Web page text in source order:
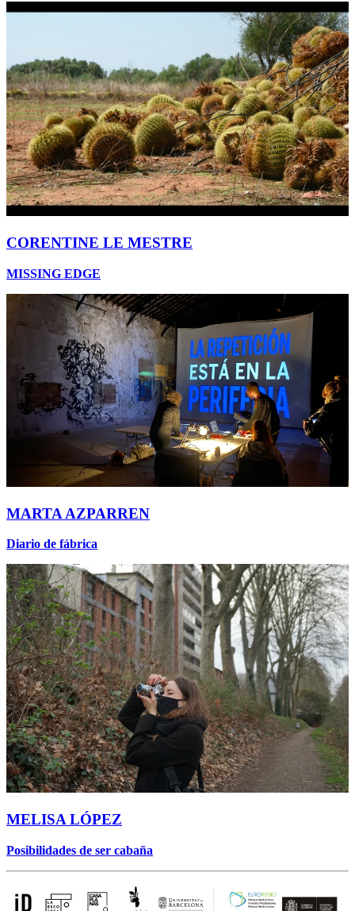
CORENTINE LE MESTRE
MISSING EDGE
MARTA AZPARREN
Diario de fábrica
MELISA LÓPEZ
Posibilidades de ser cabaña